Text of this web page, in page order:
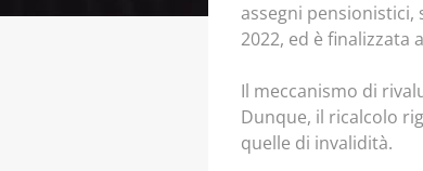
assegni pensionistici,
2022, ed è finalizzata
Il meccanismo di
Dunque, il ricalcolo
quelle di invalidità.